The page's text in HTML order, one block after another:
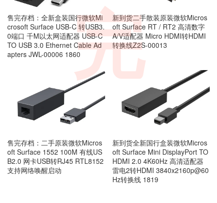
售完存档：全新盒装国行微软Mi
crosoft Surface USB-C 转USB3.
0端口 千M以太网适配器 USB-C
TO USB 3.0 Ethernet Cable Ad
apters JWL-00006 1860
新到货二手散装原装微软Micros
oft Surface RT / RT2 高清数字
A/V适配器 Micro HDMI转HDMI
转换线Z2S-00013
售完存档：二手原装微软Micros
oft Surface 1552 100M 有线US
B2.0 网卡USB转RJ45 RTL8152
支持网络唤醒启动
新到货全新国行盒装微软Micros
oft Surface Mini DisplayPort TO
HDMI 2.0 4K60Hz 高清适配器
雷电2转HDMI 3840x2160p@60
Hz转换线 1819
完